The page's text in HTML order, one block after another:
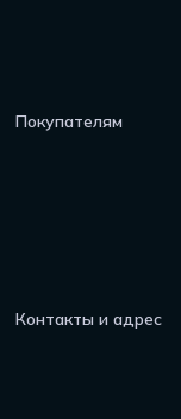
Покупателям
Контакты и адрес